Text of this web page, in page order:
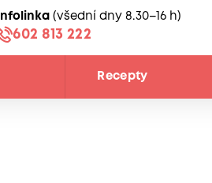
Infolinka (všední dny 8.30–16 h)
602 813 222
Recepty